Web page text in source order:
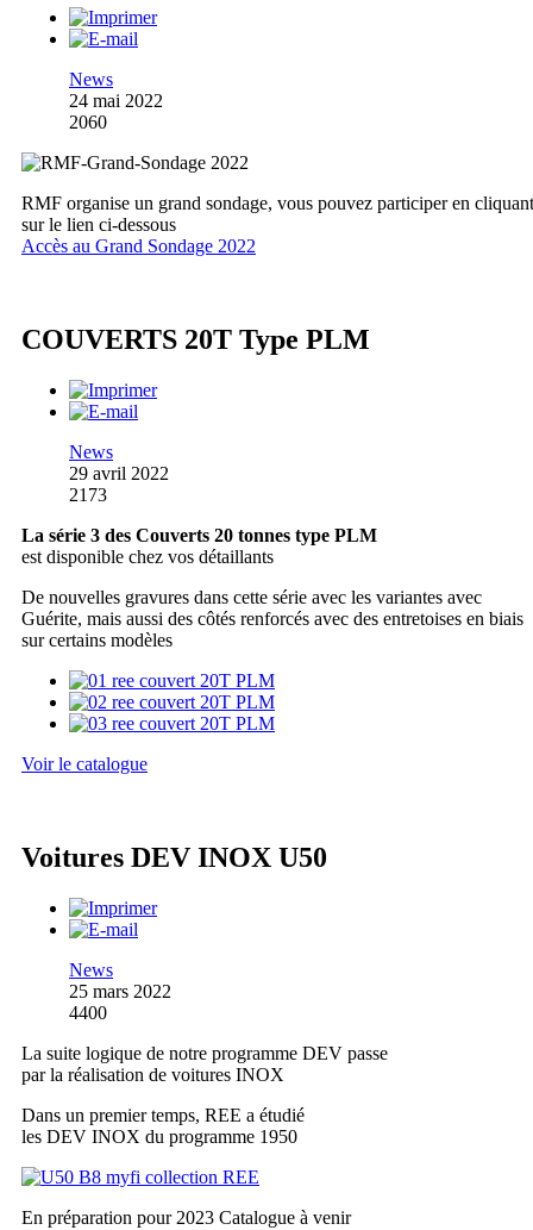
News
24 mai 2022
2060
RMF organise un grand sondage, vous pouvez participer en cliquant
sur le lien ci-dessous
Accès au Grand Sondage 2022
COUVERTS 20T Type PLM
News
29 avril 2022
2173
La série 3 des Couverts 20 tonnes type PLM
est disponible chez vos détaillants
De nouvelles gravures dans cette série avec les variantes avec
Guérite, mais aussi des côtés renforcés avec des entretoises en biais
sur certains modèles
Voir le catalogue
Voitures DEV INOX U50
News
25 mars 2022
4400
La suite logique de notre programme DEV passe
par la réalisation de voitures INOX
Dans un premier temps, REE a étudié
les DEV INOX du programme 1950
En préparation pour 2023 Catalogue à venir